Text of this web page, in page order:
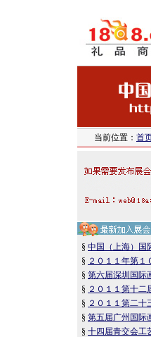
当前位置： 首
§ 中国（上海）国
§ ２０１１年第１
§ 第六届深圳国际
§ ２０１１第十二
§ ２０１１第二十
§ 第五届广州国际
§ 十四届青交会工